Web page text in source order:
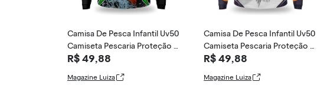
Camisa De Pesca Infantil Uv50
Camiseta Pescaria Proteção U
v - River, R
R$ 49,88
Magazine Luiza
Camisa De Pesca Infantil Uv50
Camiseta Pescaria Proteção U
v - Duart Fi
R$ 49,88
Magazine Luiza